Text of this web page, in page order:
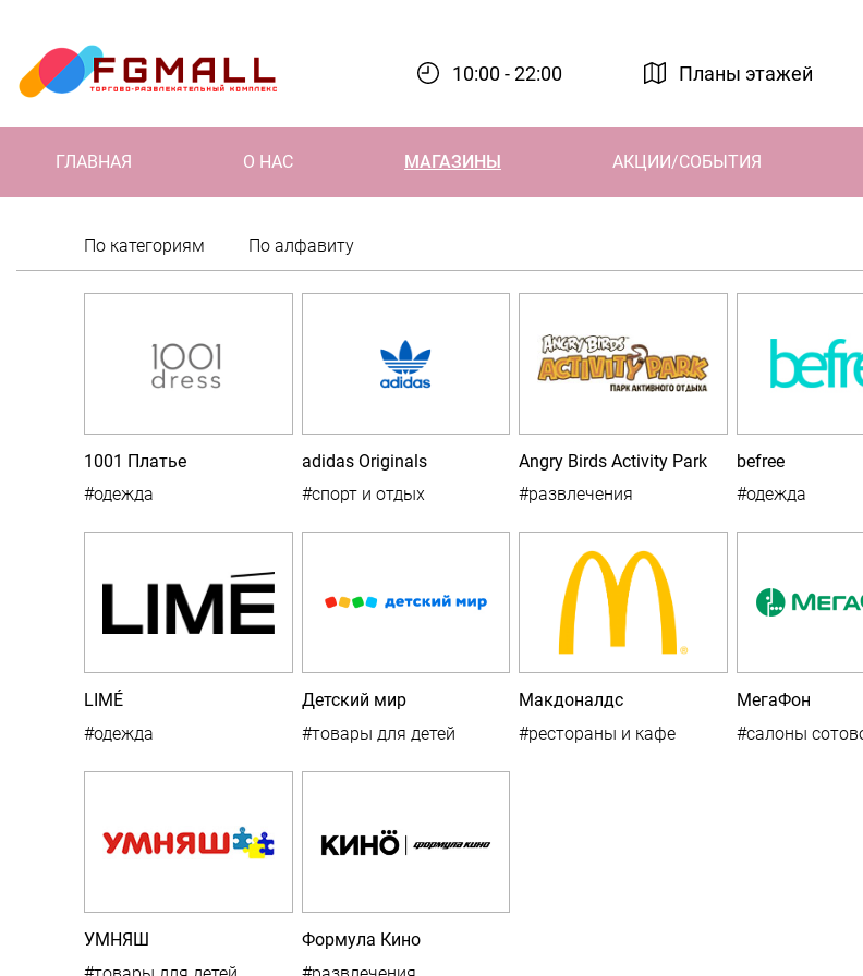
10:00 - 22:00 Планы этажей
ГЛАВНАЯ О НАС МАГАЗИНЫ АКЦИИ/СОБЫТИЯ
По категориям По алфавиту
1001 Платье
#одежда
adidas Originals
#спорт и отдых
Angry Birds Activity Park
#развлечения
befree
#одежда
LIMÉ
#одежда
Детский мир
#товары для детей
Макдоналдс
#рестораны и кафе
МегаФон
#салоны
УМНЯШ
Формула Кино